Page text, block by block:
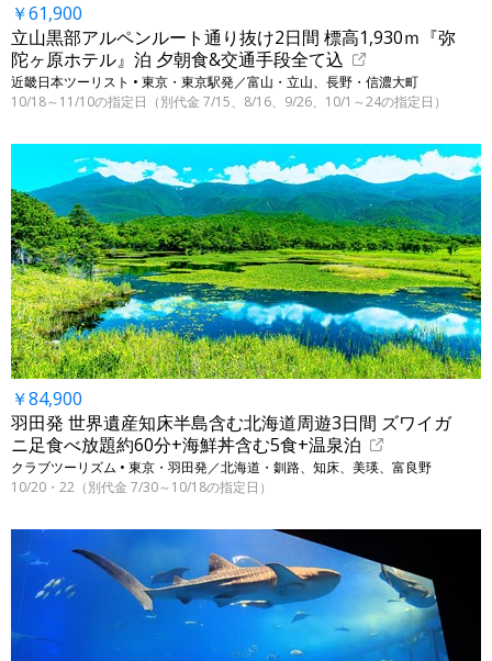
￥61,900
立山黒部アルペンルート通り抜け2日間 標高1,930ｍ『弥
陀ヶ原ホテル』泊 夕朝食&交通手段全て込
近畿日本ツーリスト • 東京・東京駅発／富山・立山、長野・信濃大町
10/18～11/10の指定日（別代金 7/15、8/16、9/26、10/1～24の指定日）
￥84,900
羽田発 世界遺産知床半島含む北海道周遊3日間 ズワイガ
ニ足食べ放題約60分+海鮮丼含む5食+温泉泊
クラブツーリズム • 東京・羽田発／北海道・釧路、知床、美瑛、富良野
10/20・22（別代金 7/30～10/18の指定日）